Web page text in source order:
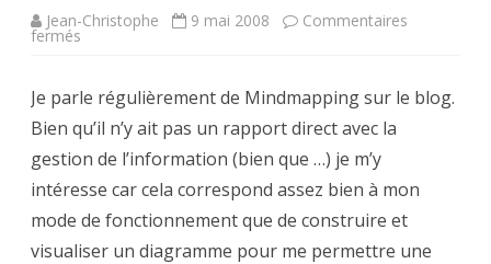
Jean-Christophe 9 mai 2008 Commentaires
fermés
en
vidéo
–
novamind
Je parle régulièrement de Mindmapping sur le blog.
Bien qu’il n’y ait pas un rapport direct avec la
gestion de l’information (bien que …) je m’y
intéresse car cela correspond assez bien à mon
mode de fonctionnement que de construire et
visualiser un diagramme pour me permettre une